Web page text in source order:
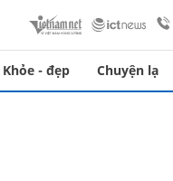
Khỏe - đẹp Chuyện lạ